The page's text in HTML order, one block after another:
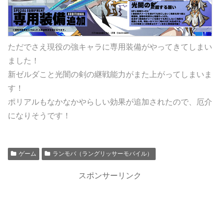
ただでさえ現役の強キャラに専用装備がやってきてしまい
ました！
新ゼルダこと光闇の剣の継戦能力がまた上がってしまいま
す！
ポリアルもなかなかやらしい効果が追加されたので、厄介
になりそうです！
ゲーム ランモバ（ラングリッサーモバイル）
スポンサーリンク